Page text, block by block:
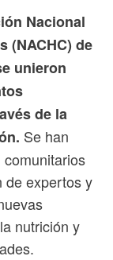
Nacional
(NACHC) de
unieron
de la
Se han
de expertos y
nutrición y